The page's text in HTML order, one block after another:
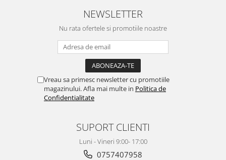
NEWSLETTER
Nu rata ofertele si promotiile noastre
Vreau sa primesc newsletter cu promotiile
magazinului. Afla mai multe in Politica de
Confidentialitate
SUPORT CLIENTI
Luni - Vineri 9:00- 17:00
0757407958